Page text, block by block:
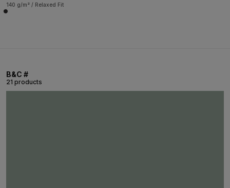
140 g/m² / Relaxed Fit
B&C #
21 products